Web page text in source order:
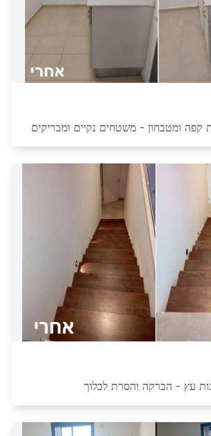
קפה ומטבחון - משטחים נקיים ומבריקים
עץ - הברקה והסרת לכלוך